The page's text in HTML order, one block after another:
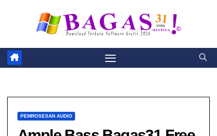
PEMROSESAN AUDIO